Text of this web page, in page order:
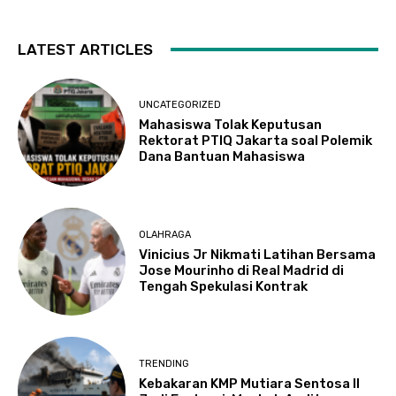
LATEST ARTICLES
UNCATEGORIZED
Mahasiswa Tolak Keputusan
Rektorat PTIQ Jakarta soal Polemik
Dana Bantuan Mahasiswa
OLAHRAGA
Vinicius Jr Nikmati Latihan Bersama
Jose Mourinho di Real Madrid di
Tengah Spekulasi Kontrak
TRENDING
Kebakaran KMP Mutiara Sentosa II